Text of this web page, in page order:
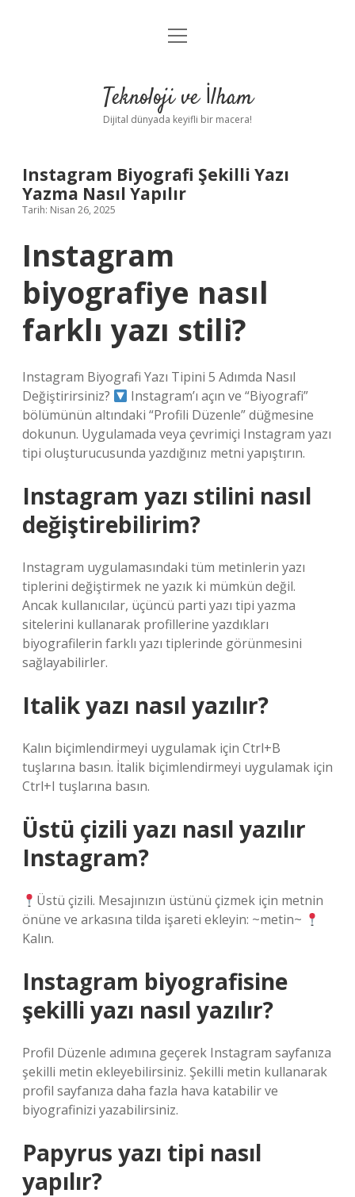
Anasayfa
Yasal Uyarı
menüyü
Teknoloji ve İlham
Dijital dünyada keyifli bir macera!
Instagram Biyografi Şekilli Yazı
Yazma Nasıl Yapılır
Tarih: Nisan 26, 2025
Instagram
biyografiye nasıl
farklı yazı stili?
Instagram Biyografi Yazı Tipini 5 Adımda Nasıl
Değiştirirsiniz?
Instagram’ı açın ve “Biyografi”
bölümünün altındaki “Profili Düzenle” düğmesine
dokunun. Uygulamada veya çevrimiçi Instagram yazı
tipi oluşturucusunda yazdığınız metni yapıştırın.
Instagram yazı stilini nasıl
değiştirebilirim?
Instagram uygulamasındaki tüm metinlerin yazı
tiplerini değiştirmek ne yazık ki mümkün değil.
Ancak kullanıcılar, üçüncü parti yazı tipi yazma
sitelerini kullanarak profillerine yazdıkları
biyografilerin farklı yazı tiplerinde görünmesini
sağlayabilirler.
Italik yazı nasıl yazılır?
Kalın biçimlendirmeyi uygulamak için Ctrl+B
tuşlarına basın. İtalik biçimlendirmeyi uygulamak için
Ctrl+I tuşlarına basın.
Üstü çizili yazı nasıl yazılır
Instagram?
Üstü çizili. Mesajınızın üstünü çizmek için metnin
önüne ve arkasına tilda işareti ekleyin: ~metin~
Kalın.
Instagram biyografisine
şekilli yazı nasıl yazılır?
Profil Düzenle adımına geçerek Instagram sayfanıza
şekilli metin ekleyebilirsiniz. Şekilli metin kullanarak
profil sayfanıza daha fazla hava katabilir ve
biyografinizi yazabilirsiniz.
Papyrus yazı tipi nasıl
yapılır?